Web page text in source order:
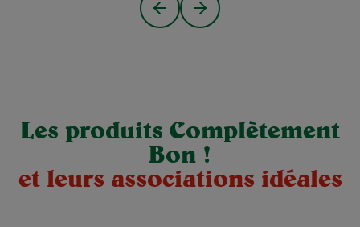
Les produits Complètement
Bon !
et leurs associations idéales